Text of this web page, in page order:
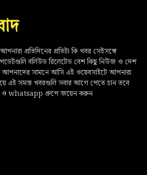
প্রতিদিনের প্রতিটা কি খবর সেইসঙ্গে
বলিউড রিলেটেড বেশ কিছু নিউজ ও দেশ
আপনাদের সামনে আসি এই ওয়েবসাইটে আপনারা
এই সমস্ত খবরগুলি সবার আগে পেতে চান তবে
ও whatsapp গ্রুপে জয়েন করুন